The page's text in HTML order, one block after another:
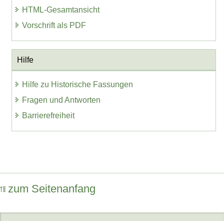
HTML-Gesamtansicht
Vorschrift als PDF
Hilfe
Hilfe zu Historische Fassungen
Fragen und Antworten
Barrierefreiheit
zum Seitenanfang